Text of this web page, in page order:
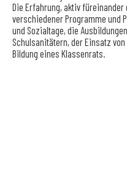
Die Erfahrung, aktiv füreinander
verschiedener Programme und
und Sozialtage, die
Schulsanitätern, der Einsatz
Bildung eines Klassenrats.